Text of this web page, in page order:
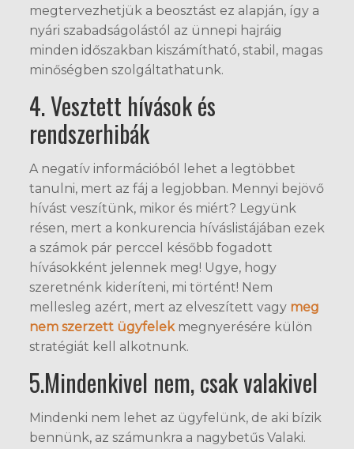
megtervezhetjük a beosztást ez alapján, így a
nyári szabadságolástól az ünnepi hajráig
minden időszakban kiszámítható, stabil, magas
minőségben szolgáltathatunk.
4. Vesztett hívások és
rendszerhibák
A negatív információból lehet a legtöbbet
tanulni, mert az fáj a legjobban. Mennyi bejövő
hívást veszítünk, mikor és miért? Legyünk
résen, mert a konkurencia híváslistájában ezek
a számok pár perccel később fogadott
hívásokként jelennek meg! Ugye, hogy
szeretnénk kideríteni, mi történt! Nem
mellesleg azért, mert az elveszített vagy meg
nem szerzett ügyfelekmegnyerésére külön
stratégiát kell alkotnunk.
5.Mindenkivel nem, csak valakivel
Mindenki nem lehet az ügyfelünk, de aki bízik
bennünk, az számunkra a nagybetűs Valaki.